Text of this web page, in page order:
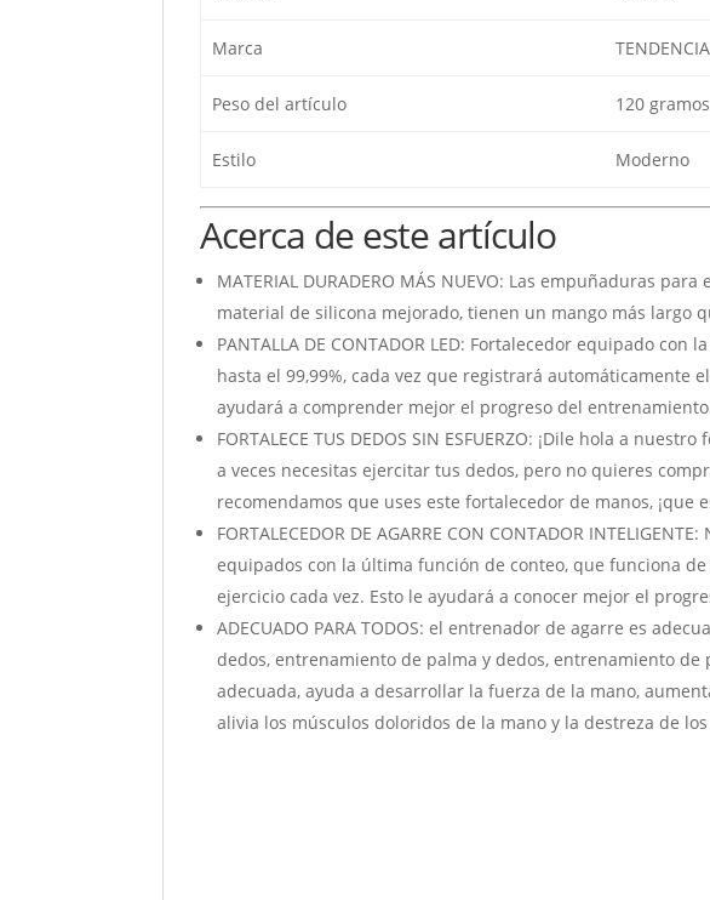
Marca
Peso del artículo 120 gramos
Estilo Moderno
Acerca de este artículo
MATERIAL DURADERO MÁS NUEVO: Las empuñaduras
material de silicona mejorado, tienen un mango más largo
PANTALLA DE CONTADOR LED: Fortalecedor equipado
hasta el 99,99%, cada vez que registrará automáticamente
ayudará a comprender mejor el progreso del
FORTALECE TUS DEDOS SIN ESFUERZO: ¡Dile hola a
a veces necesitas ejercitar tus dedos, pero no quieres
recomendamos que uses este fortalecedor de manos, ¡que
FORTALECEDOR DE AGARRE CON CONTADOR
equipados con la última función de conteo, que funciona
ejercicio cada vez. Esto le ayudará a conocer mejor el
ADECUADO PARA TODOS: el entrenador de agarre es
dedos, entrenamiento de palma y dedos, entrenamiento
adecuada, ayuda a desarrollar la fuerza de la mano,
alivia los músculos doloridos de la mano y la destreza de